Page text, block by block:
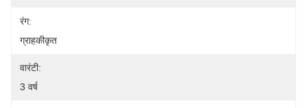
रंग:
ग्राहकीकृत
वारंटी:
3 वर्ष